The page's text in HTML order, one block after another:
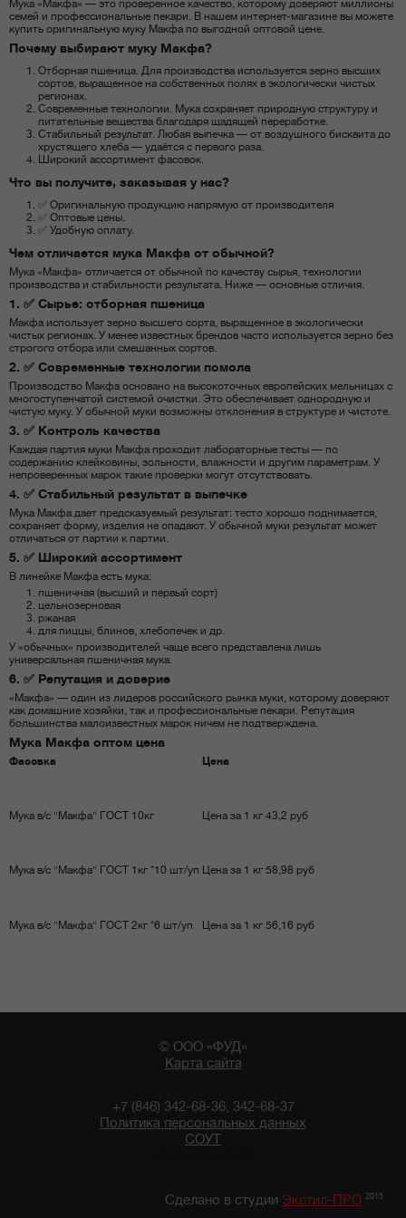
Мука «Макфа» — это проверенное качество, которому доверяют миллионы
семей и профессиональные пекари. В нашем интернет-магазине вы можете
купить оригинальную муку Макфа по выгодной оптовой цене.
Почему выбирают муку Макфа?
Отборная пшеница. Для производства используется зерно высших
сортов, выращенное на собственных полях в экологически чистых
регионах.
Современные технологии. Мука сохраняет природную структуру и
питательные вещества благодаря щадящей переработке.
Стабильный результат. Любая выпечка — от воздушного бисквита до
хрустящего хлеба — удаётся с первого раза.
Широкий ассортимент фасовок.
Что вы получите, заказывая у нас?
✅ Оригинальную продукцию напрямую от производителя
✅ Оптовые цены.
✅ Удобную оплату.
Чем отличается мука Макфа от обычной?
Мука «Макфа» отличается от обычной по качеству сырья, технологии
производства и стабильности результата. Ниже — основные отличия.
1. ✅ Сырье: отборная пшеница
Макфа использует зерно высшего сорта, выращенное в экологически
чистых регионах. У менее известных брендов часто используется зерно без
строгого отбора или смешанных сортов.
2. ✅ Современные технологии помола
Производство Макфа основано на высокоточных европейских мельницах с
многоступенчатой системой очистки. Это обеспечивает однородную и
чистую муку. У обычной муки возможны отклонения в структуре и чистоте.
3. ✅ Контроль качества
Каждая партия муки Макфа проходит лабораторные тесты — по
содержанию клейковины, зольности, влажности и другим параметрам. У
непроверенных марок такие проверки могут отсутствовать.
4. ✅ Стабильный результат в выпечке
Мука Макфа дает предсказуемый результат: тесто хорошо поднимается,
сохраняет форму, изделия не опадают. У обычной муки результат может
отличаться от партии к партии.
5. ✅ Широкий ассортимент
В линейке Макфа есть мука:
пшеничная (высший и первый сорт)
цельнозерновая
ржаная
для пиццы, блинов, хлебопечек и др.
У «обычных» производителей чаще всего представлена лишь
универсальная пшеничная мука.
6. ✅ Репутация и доверие
«Макфа» — один из лидеров российского рынка муки, которому доверяют
как домашние хозяйки, так и профессиональные пекари. Репутация
большинства малоизвестных марок ничем не подтверждена.
Мука Макфа оптом цена
Фасовка Цена
Мука в/с "Макфа" ГОСТ 10кг Цена за 1 кг 43,2 руб
Мука в/с "Макфа" ГОСТ 1кг *10 шт/уп Цена за 1 кг 58,98 руб
Мука в/с "Макфа" ГОСТ 2кг *6 шт/уп Цена за 1 кг 56,16 руб
© ООО «ФУД»
Карта сайта
+7 (846) 342-68-36, 342-68-37
Политика персональных данных
СОУТ
Сделано в студии Экстил-ПРО 2015